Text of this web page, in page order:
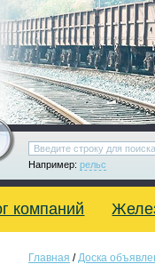
Например: рельс
компаний
Главная /Доска